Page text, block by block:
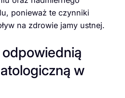
ponieważ te czynniki
na zdrowie jamy ustnej.
w